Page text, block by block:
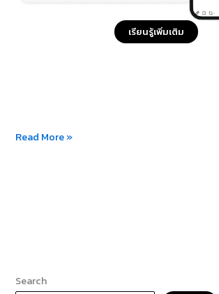
เรียนรู้เพิ่มเติม
Read More »
Search